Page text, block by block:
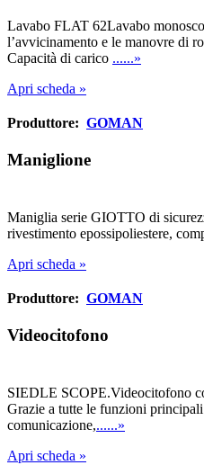
Lavabo FLAT 62Lavabo
l’avvicinamento e le manovre di
Capacità di carico ......»
Apri scheda »
Produttore: GOMAN
Maniglione
Maniglia serie GIOTTO di
rivestimento epossipoliestere,
Apri scheda »
Produttore: GOMAN
Videocitofono
SIEDLE SCOPE.Videocitofono
Grazie a tutte le funzioni
comunicazione,......»
Apri scheda »